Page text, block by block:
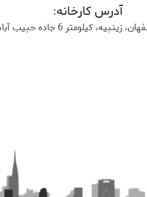
آدرس کارخانه:
زینبیه، کیلومتر 6 جاده حبیب آباد